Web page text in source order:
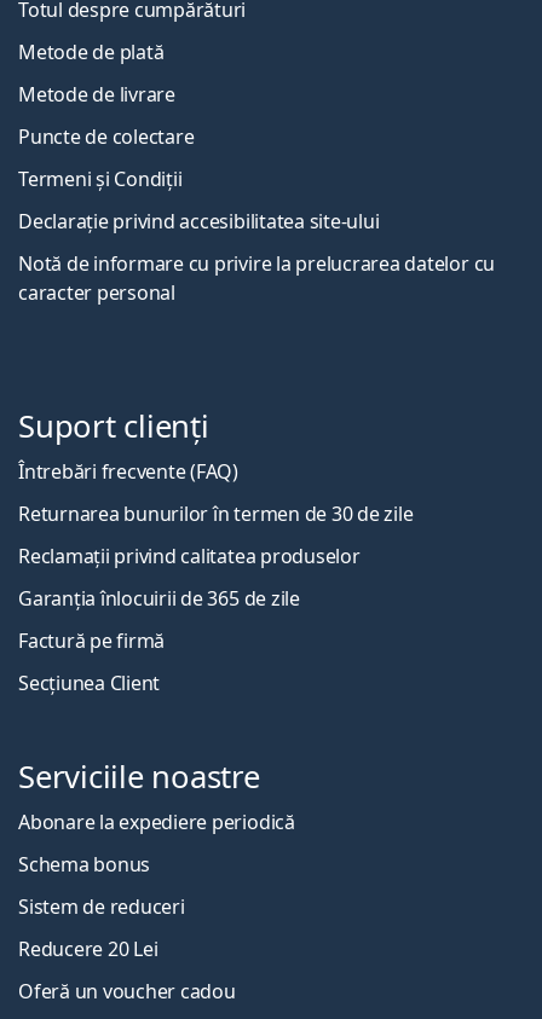
Totul despre cumpărături
Metode de plată
Metode de livrare
Puncte de colectare
Termeni și Condiții
Declarație privind accesibilitatea site-ului
Notă de informare cu privire la prelucrarea datelor cu
caracter personal
Suport clienți
Întrebări frecvente (FAQ)
Returnarea bunurilor în termen de 30 de zile
Reclamații privind calitatea produselor
Garanția înlocuirii de 365 de zile
Factură pe firmă
Secțiunea Client
Serviciile noastre
Abonare la expediere periodică
Schema bonus
Sistem de reduceri
Reducere 20 Lei
Oferă un voucher cadou